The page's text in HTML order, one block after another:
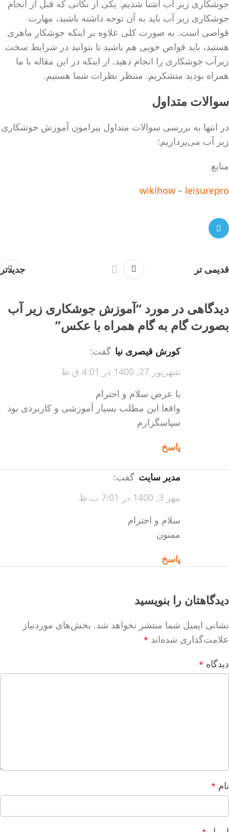
جوشکاری زیر آب آشنا شدیم. یکی از نکاتی که قبل از انجام
جوشکاری زیر آب باید به آن توجه داشته باشید، مهارت
قواصی است. به صورت کلی علاوه بر اینکه جوشکار ماهری
هستید، باید قواص خوبی هم باشید تا بتوانید در شرایط سخت
زیرآب جوشکاری را انجام دهید. از اینکه در این مقاله با ما
همراه بودید متشکریم. منتظر نظرات شما هستیم.
سوالات متداول
در انتها به بررسی سوالات متداول پیرامون آموزش جوشکاری
زیر آب می‌پردازیم:
منابع
wikihow – leisurepro
جدیدتر قدیمی تر
دیدگاهی در مورد “آموزش جوشکاری زیر آب
بصورت گام به گام همراه با عکس”
کورش قیصری نیا گفت:
شهریور 27, 1400 در 4:01 ق.ظ
با عرض سلام و احترام
واقعا این مطلب بسیار آموزشی و کاربردی بود
سپاسگزارم
پاسخ
مدیر سایت گفت:
مهر 3, 1400 در 7:01 ب.ظ
سلام و احترام
ممنون
پاسخ
دیدگاهتان را بنویسید
نشانی ایمیل شما منتشر نخواهد شد. بخش‌های موردنیاز
علامت‌گذاری شده‌اند *
دیدگاه *
نام *